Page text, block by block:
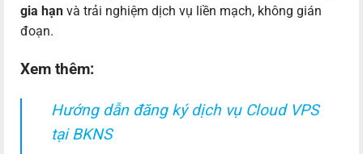
gia hạn và trải nghiệm dịch vụ liền mạch, không gián
đoạn.
Xem thêm:
Hướng dẫn đăng ký dịch vụ Cloud VPS
tại BKNS